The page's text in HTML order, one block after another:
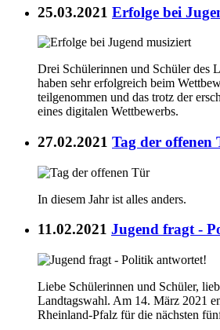
25.03.2021 Erfolge bei
Drei Schülerinnen und Schüler des
haben sehr erfolgreich beim
teilgenommen und das trotz der
eines digitalen Wettbewerbs.
27.02.2021 Tag der offenen
In diesem Jahr ist alles anders.
11.02.2021 Jugend fragt -
Liebe Schülerinnen und Schüler,
Landtagswahl. Am 14. März 2021
Rheinland-Pfalz für die nächsten